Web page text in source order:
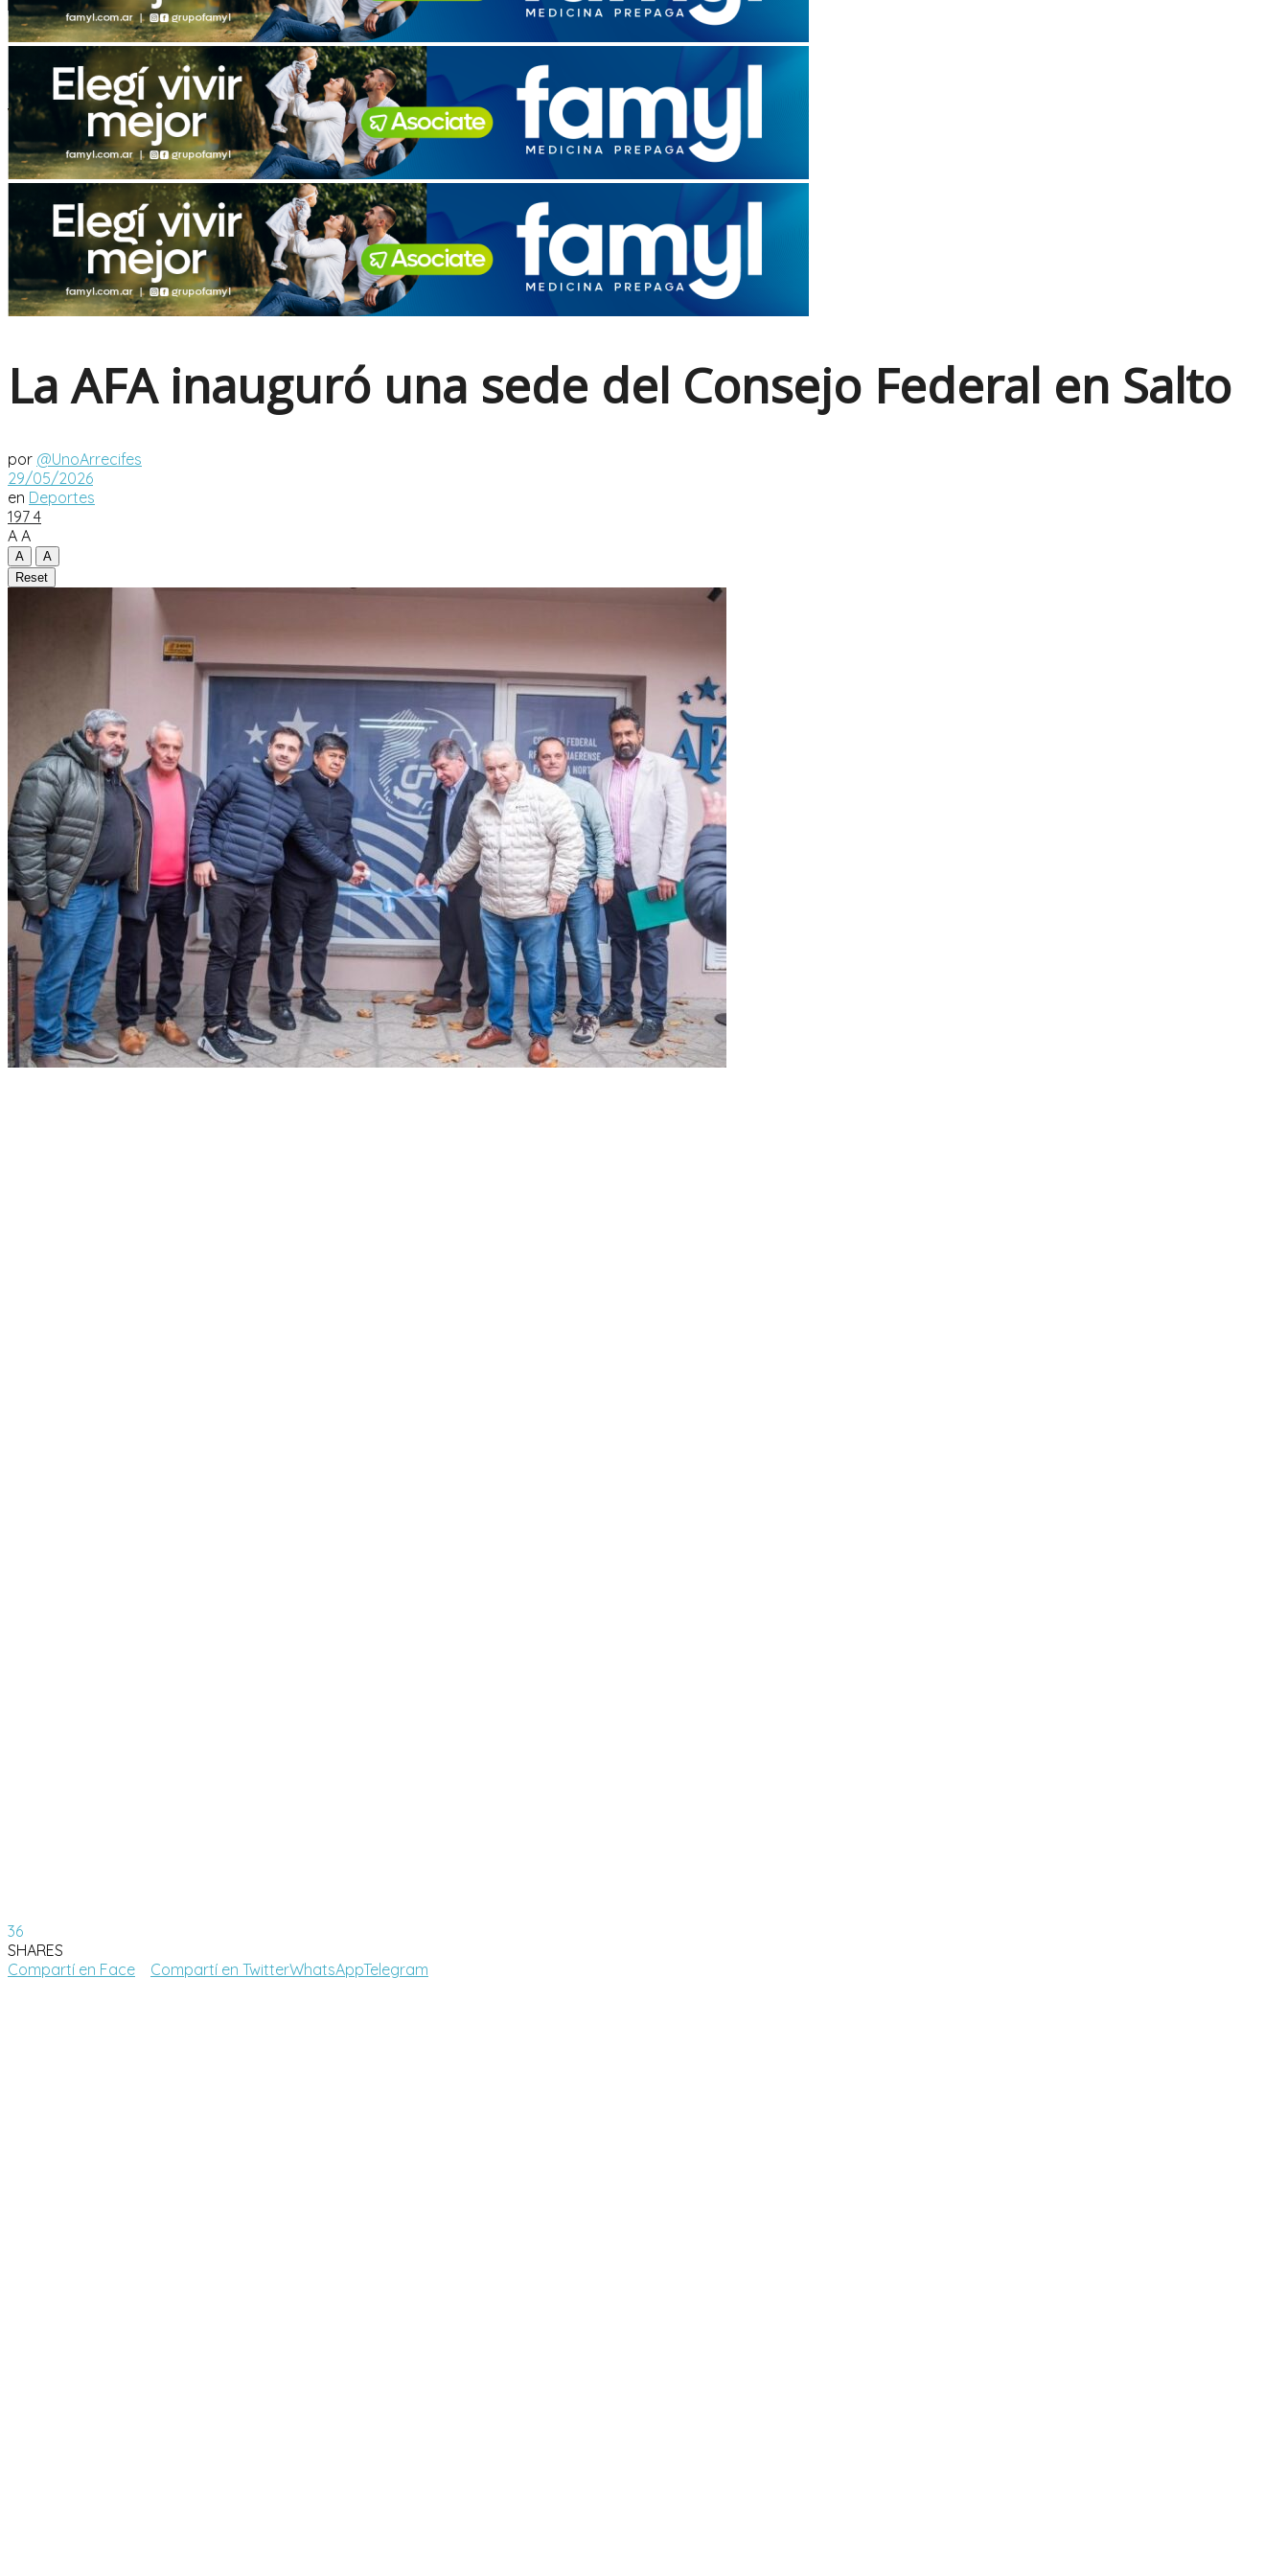
No Result
View All Result
La AFA inauguró una sede del Consejo Federal en Salto
por @UnoArrecifes
29/05/2026
en Deportes
197 4
A A
A
A
Reset
36
SHARES
Compartí en Face
Compartí en TwitterWhatsAppTelegram